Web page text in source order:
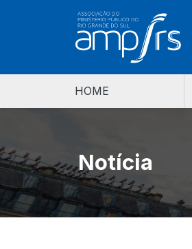
HOME
Notícia